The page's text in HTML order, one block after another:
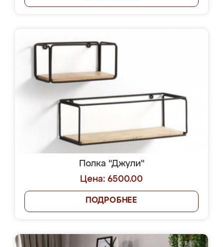
Полка "Джули"
Цена: 6500.00
ПОДРОБНЕЕ